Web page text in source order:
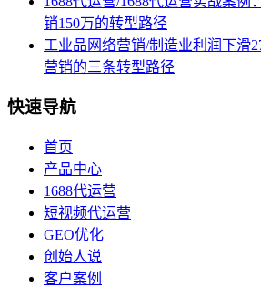
销150万的转型路径
工业品网络营销/制造业利润下滑
营销的三条转型路径
快速导航
首页
产品中心
1688代运营
短视频代运营
GEO优化
创始人说
客户案例